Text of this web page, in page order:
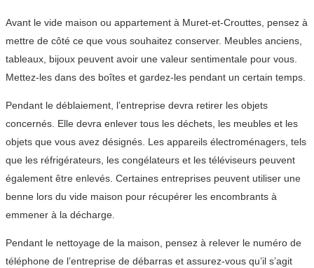
Avant le vide maison ou appartement à Muret-et-Crouttes, pensez à
mettre de côté ce que vous souhaitez conserver. Meubles anciens,
tableaux, bijoux peuvent avoir une valeur sentimentale pour vous.
Mettez-les dans des boîtes et gardez-les pendant un certain temps.
Pendant le déblaiement, l’entreprise devra retirer les objets
concernés. Elle devra enlever tous les déchets, les meubles et les
objets que vous avez désignés. Les appareils électroménagers, tels
que les réfrigérateurs, les congélateurs et les téléviseurs peuvent
également être enlevés. Certaines entreprises peuvent utiliser une
benne lors du vide maison pour récupérer les encombrants à
emmener à la décharge.
Pendant le nettoyage de la maison, pensez à relever le numéro de
téléphone de l’entreprise de débarras et assurez-vous qu’il s’agit